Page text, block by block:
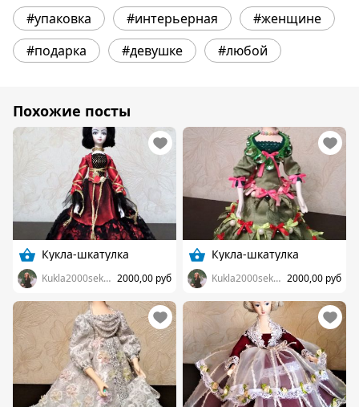
#упаковка
#интерьерная
#женщине
#подарка
#девушке #любой
Похожие посты
Кукла-шкатулка
Kukla2000sekret 2000,00 руб
Кукла-шкатулка
Kukla2000sekret 2000,00 руб